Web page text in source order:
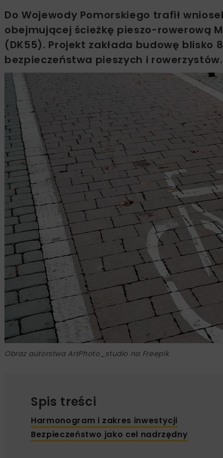
Do Wojewody Pomorskiego trafił
obejmującej ścieżkę pieszo-rowerową
(DK55). Projekt zakłada budowę
bezpieczeństwa pieszych i rowerzystów.
Obraz autorstwa ArtPhoto_studio na Freepik
Spis treści
Harmonogram i zakres inwestycji
Bezpieczeństwo jako cel nadrzędny